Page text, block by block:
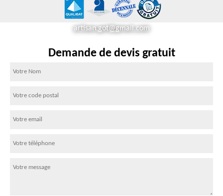
artisan.got@gmail.com
Demande de devis gratuit